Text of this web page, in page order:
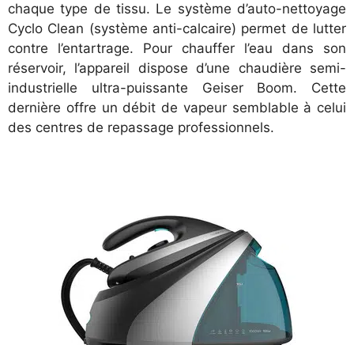
chaque type de tissu. Le système d’auto-nettoyage
Cyclo Clean (système anti-calcaire) permet de lutter
contre l’entartrage. Pour chauffer l’eau dans son
réservoir, l’appareil dispose d’une chaudière semi-
industrielle ultra-puissante Geiser Boom. Cette
dernière offre un débit de vapeur semblable à celui
des centres de repassage professionnels.